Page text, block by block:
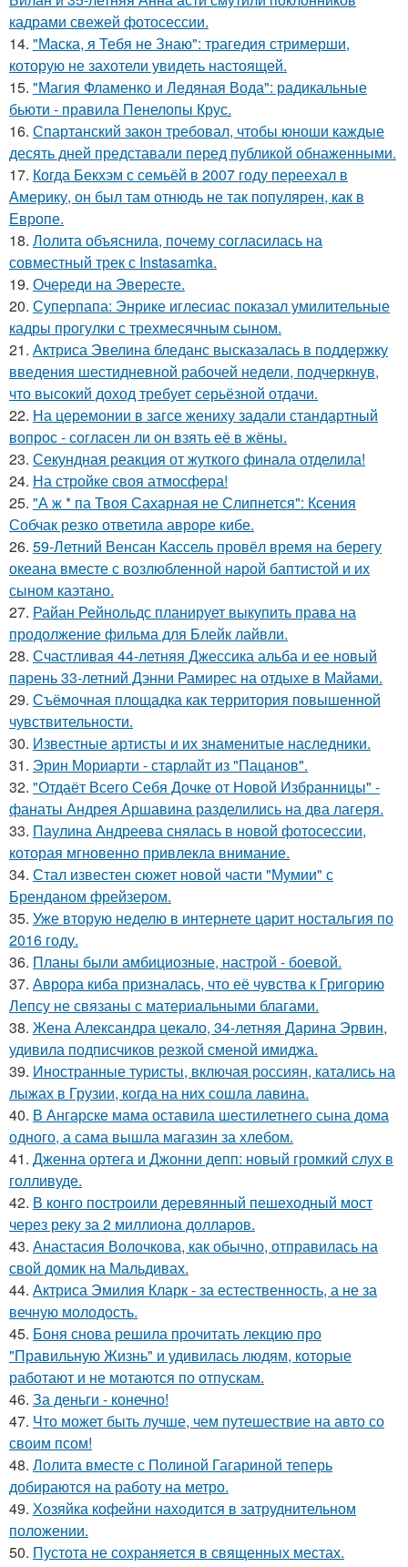
кадрами свежей фотосессии.
14. "Маска, я Тебя не Знаю": трагедия стримерши,
которую не захотели увидеть настоящей.
15. "Магия Фламенко и Ледяная Вода": радикальные
бьюти - правила Пенелопы Крус.
16. Спартанский закон требовал, чтобы юноши каждые
десять дней представали перед публикой обнаженными.
17. Когда Бекхэм с семьёй в 2007 году переехал в
Америку, он был там отнюдь не так популярен, как в
Европе.
18. Лолита объяснила, почему согласилась на
совместный трек с Instasamka.
19. Очереди на Эвересте.
20. Суперпапа: Энрике иглесиас показал умилительные
кадры прогулки с трехмесячным сыном.
21. Актриса Эвелина бледанс высказалась в поддержку
введения шестидневной рабочей недели, подчеркнув,
что высокий доход требует серьёзной отдачи.
22. На церемонии в загсе жениху задали стандартный
вопрос - согласен ли он взять её в жёны.
23. Секундная реакция от жуткого финала отделила!
24. На стройке своя атмосфера!
25. "А ж * па Твоя Сахарная не Слипнется": Ксения
Собчак резко ответила авроре кибе.
26. 59-Летний Венсан Кассель провёл время на берегу
океана вместе с возлюбленной нарой баптистой и их
сыном каэтано.
27. Райан Рейнольдс планирует выкупить права на
продолжение фильма для Блейк лайвли.
28. Счастливая 44-летняя Джессика альба и ее новый
парень 33-летний Дэнни Рамирес на отдыхе в Майами.
29. Съёмочная площадка как территория повышенной
чувствительности.
30. Известные артисты и их знаменитые наследники.
31. Эрин Мориарти - старлайт из "Пацанов".
32. "Отдаёт Всего Себя Дочке от Новой Избранницы" -
фанаты Андрея Аршавина разделились на два лагеря.
33. Паулина Андреева снялась в новой фотосессии,
которая мгновенно привлекла внимание.
34. Стал известен сюжет новой части "Мумии" с
Бренданом фрейзером.
35. Уже вторую неделю в интернете царит ностальгия по
2016 году.
36. Планы были амбициозные, настрой - боевой.
37. Аврора киба призналась, что её чувства к Григорию
Лепсу не связаны с материальными благами.
38. Жена Александра цекало, 34-летняя Дарина Эрвин,
удивила подписчиков резкой сменой имиджа.
39. Иностранные туристы, включая россиян, катались на
лыжах в Грузии, когда на них сошла лавина.
40. В Ангарске мама оставила шестилетнего сына дома
одного, а сама вышла магазин за хлебом.
41. Дженна ортега и Джонни депп: новый громкий слух в
голливуде.
42. В конго построили деревянный пешеходный мост
через реку за 2 миллиона долларов.
43. Анастасия Волочкова, как обычно, отправилась на
свой домик на Мальдивах.
44. Актриса Эмилия Кларк - за естественность, а не за
вечную молодость.
45. Боня снова решила прочитать лекцию про
"Правильную Жизнь" и удивилась людям, которые
работают и не мотаются по отпускам.
46. За деньги - конечно!
47. Что может быть лучше, чем путешествие на авто со
своим псом!
48. Лолита вместе с Полиной Гагариной теперь
добираются на работу на метро.
49. Хозяйка кофейни находится в затруднительном
положении.
50. Пустота не сохраняется в священных местах.